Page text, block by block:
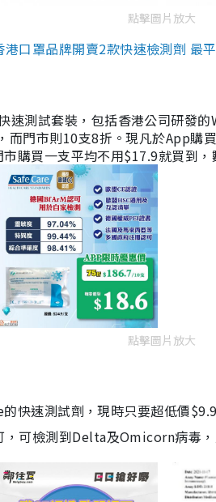
點擊圖片放大
港口罩品牌開賣2款快速檢測劑
速測試套裝，包括香港公司研發
而門市則10支8折。現凡於App
購買一支平均不用$17.9就買到，
點擊圖片放大
快速測試劑，現時只要超低價
可檢測到Delta及Omicorn病毒